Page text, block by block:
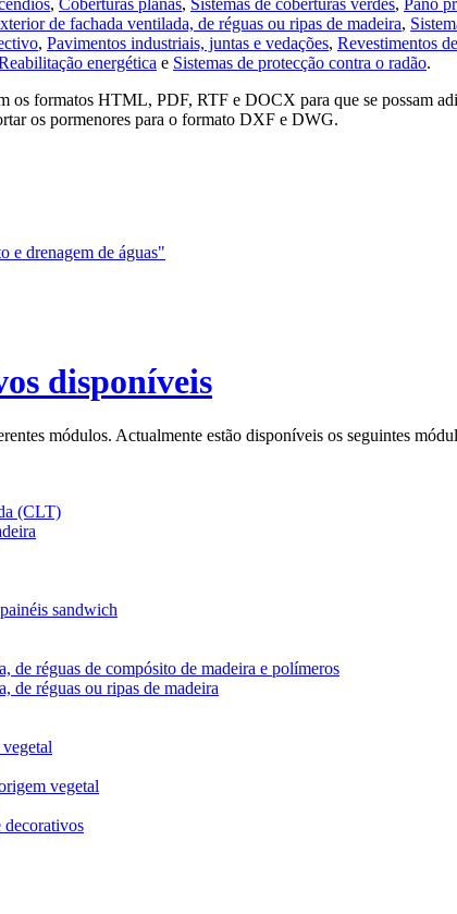
, Coberturas planas, Sistemas de coberturas verdes, Pano
de fachada ventilada, de réguas ou ripas de madeira,
, Pavimentos industriais, juntas e vedações, Revestimentos
energética e Sistemas de protecção contra o radão.
os formatos HTML, PDF, RTF e DOCX para que se possam
os pormenores para o formato DXF e DWG.
e drenagem de águas"
disponíveis
módulos. Actualmente estão disponíveis os seguintes
(CLT)
sandwich
de réguas de compósito de madeira e polímeros
de réguas ou ripas de madeira
vegetal
decorativos